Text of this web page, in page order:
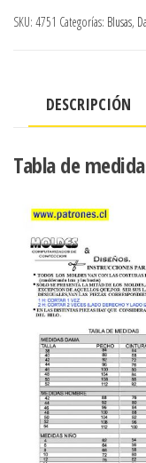
REDONDO
MANGA
SKU: 4751 Categorías: Blusas,
DESCRIPCIÓN
Tabla de